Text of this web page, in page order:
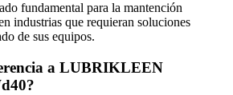
fundamental para la mantención
industrias que requieran soluciones
de sus equipos.
a LUBRIKLEEN